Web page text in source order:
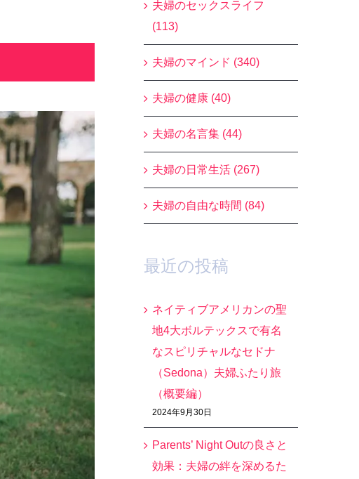
夫婦のセックスライフ
(113)
夫婦のマインド (340)
夫婦の健康 (40)
夫婦の名言集 (44)
夫婦の日常生活 (267)
夫婦の自由な時間 (84)
最近の投稿
ネイティブアメリカンの聖
地4大ボルテックスで有名
なスピリチャルなセドナ
（Sedona）夫婦ふたり旅
（概要編）
2024年9月30日
Parents’ Night Outの良さと
効果：夫婦の絆を深めるた